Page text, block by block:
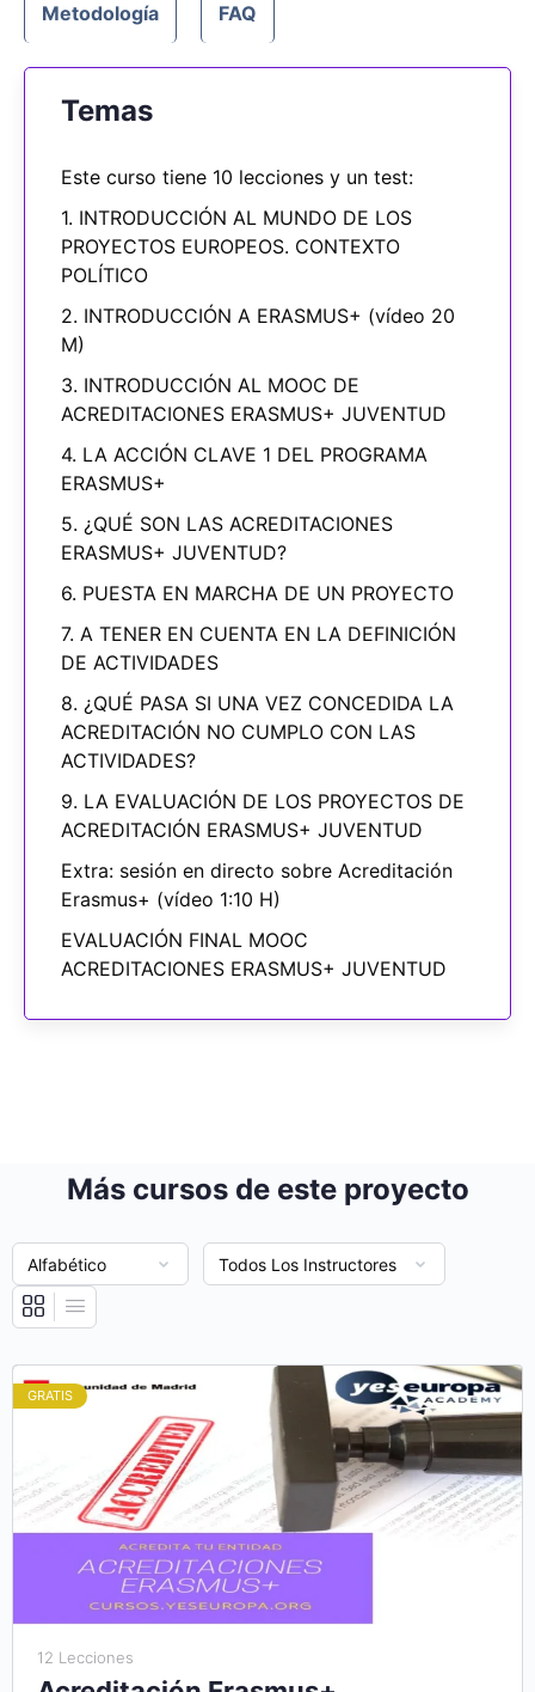
Metodología FAQ
Temas
Este curso tiene 10 lecciones y un test:
1. INTRODUCCIÓN AL MUNDO DE LOS
PROYECTOS EUROPEOS. CONTEXTO
POLÍTICO
2. INTRODUCCIÓN A ERASMUS+ (vídeo 20
M)
3. INTRODUCCIÓN AL MOOC DE
ACREDITACIONES ERASMUS+ JUVENTUD
4. LA ACCIÓN CLAVE 1 DEL PROGRAMA
ERASMUS+
5. ¿QUÉ SON LAS ACREDITACIONES
ERASMUS+ JUVENTUD?
6. PUESTA EN MARCHA DE UN PROYECTO
7. A TENER EN CUENTA EN LA DEFINICIÓN
DE ACTIVIDADES
8. ¿QUÉ PASA SI UNA VEZ CONCEDIDA LA
ACREDITACIÓN NO CUMPLO CON LAS
ACTIVIDADES?
9. LA EVALUACIÓN DE LOS PROYECTOS DE
ACREDITACIÓN ERASMUS+ JUVENTUD
Extra: sesión en directo sobre Acreditación
Erasmus+ (vídeo 1:10 H)
EVALUACIÓN FINAL MOOC
ACREDITACIONES ERASMUS+ JUVENTUD
Más cursos de este proyecto
GRATIS
12 Lecciones